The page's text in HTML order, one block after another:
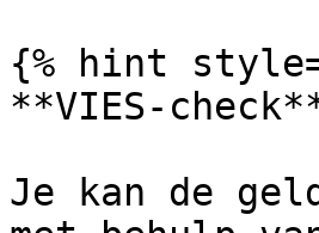
{% hint
**VIES-
Je kan de